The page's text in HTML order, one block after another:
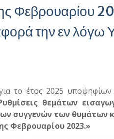
Φεβρουαρίου
την εν λόγω
το έτος 2025
θεμάτων
συγγενών των
Φεβρουαρίου 2023.»